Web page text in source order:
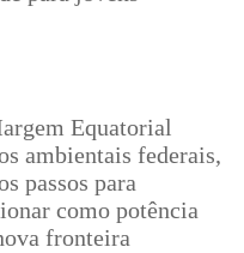
Equatorial
ambientais federais,
passos para
como potência
fronteira